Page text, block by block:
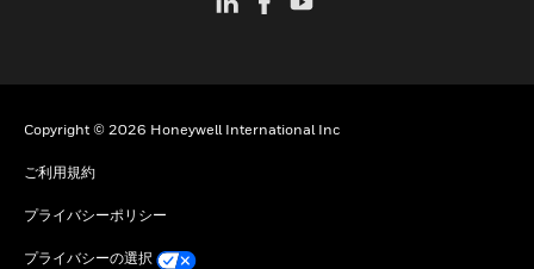
Copyright © 2026 Honeywell International Inc
ご利用規約
プライバシーポリシー
プライバシーの選択